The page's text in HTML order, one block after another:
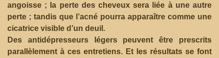
angoisse ; la perte des cheveux sera liée à une autre
perte ; tandis que l’acné pourra apparaître comme une
cicatrice visible d’un deuil.
Des antidépresseurs légers peuvent être prescrits
parallèlement à ces entretiens. Et les résultats se font